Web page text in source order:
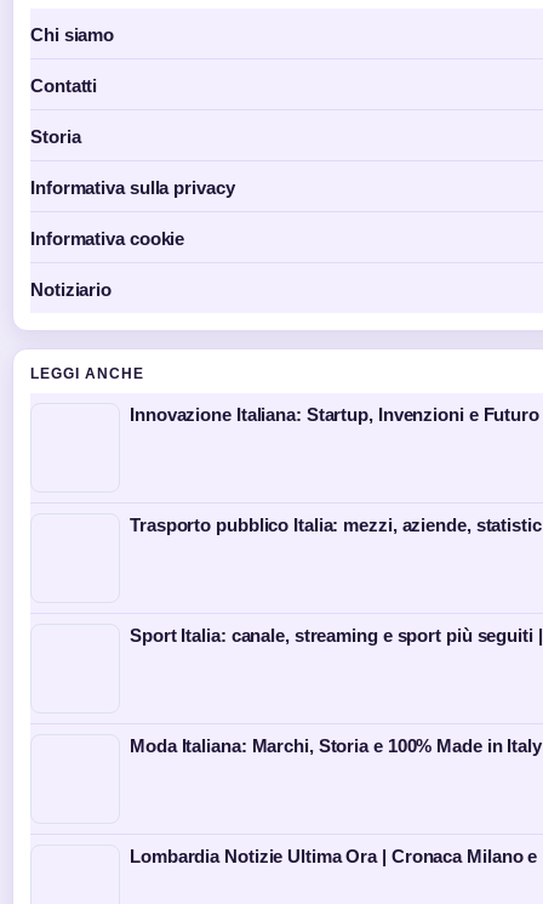
Chi siamo
Contatti
Storia
Informativa sulla privacy
Informativa cookie
Notiziario
LEGGI ANCHE
Innovazione Italiana: Startup, Invenzioni e Futuro
Trasporto pubblico Italia: mezzi, aziende,
Sport Italia: canale, streaming e sport più seguiti
Moda Italiana: Marchi, Storia e 100% Made in Italy
Lombardia Notizie Ultima Ora | Cronaca Milano e